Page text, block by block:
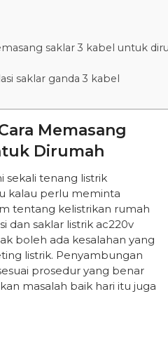
saklar 3 kabel untuk
saklar ganda 3 kabel
Memasang
Dirumah
sekali tenang listrik
kalau perlu meminta
tentang kelistrikan rumah
dan saklar listrik ac220v
boleh ada kesalahan yang
listrik. Penyambungan
prosedur yang benar
masalah baik hari itu juga